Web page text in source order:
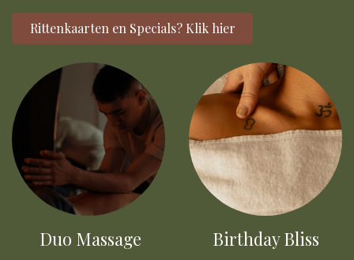
Rittenkaarten en Specials? Klik hier
Duo Massage Birthday Bliss